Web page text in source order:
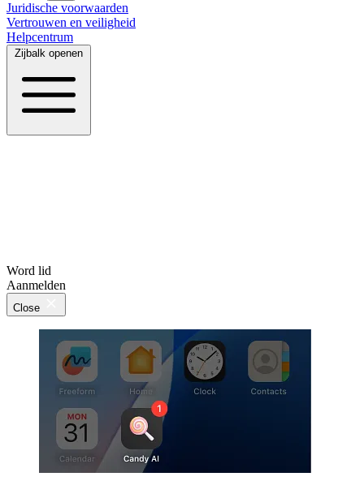
Juridische voorwaarden
Vertrouwen en veiligheid
Helpcentrum
Zijbalk openen
Word lid
Aanmelden
Close